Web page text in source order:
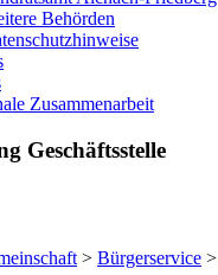
Behörden
Zusammenarbeit
Geschäftsstelle
> Bürgerservice >